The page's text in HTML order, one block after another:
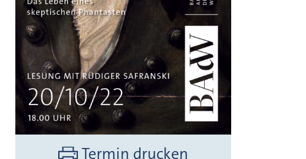
Termin drucken